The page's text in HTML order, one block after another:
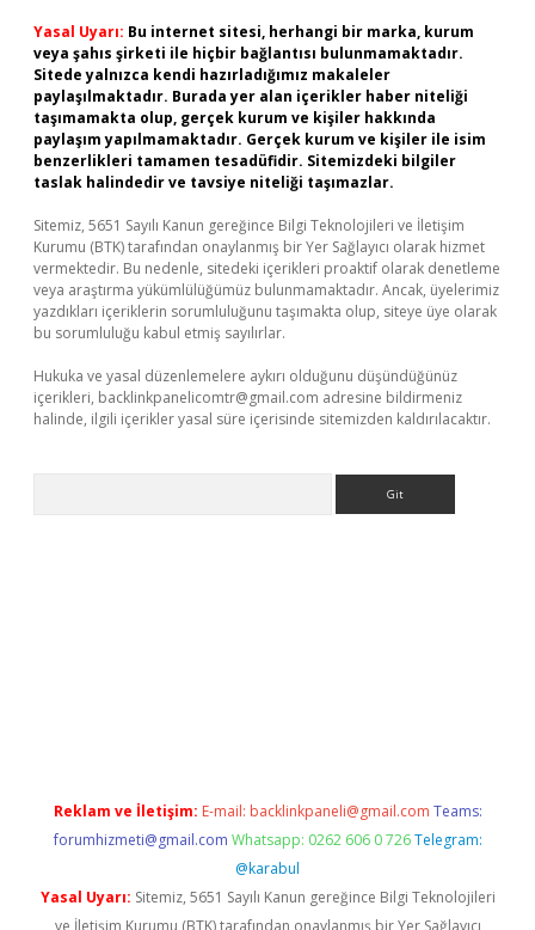
Yasal Uyarı: Bu internet sitesi, herhangi bir marka, kurum
veya şahıs şirketi ile hiçbir bağlantısı bulunmamaktadır.
Sitede yalnızca kendi hazırladığımız makaleler
paylaşılmaktadır. Burada yer alan içerikler haber niteliği
taşımamakta olup, gerçek kurum ve kişiler hakkında
paylaşım yapılmamaktadır. Gerçek kurum ve kişiler ile isim
benzerlikleri tamamen tesadüfidir. Sitemizdeki bilgiler
taslak halindedir ve tavsiye niteliği taşımazlar.
Sitemiz, 5651 Sayılı Kanun gereğince Bilgi Teknolojileri ve İletişim
Kurumu (BTK) tarafından onaylanmış bir Yer Sağlayıcı olarak hizmet
vermektedir. Bu nedenle, sitedeki içerikleri proaktif olarak denetleme
veya araştırma yükümlülüğümüz bulunmamaktadır. Ancak, üyelerimiz
yazdıkları içeriklerin sorumluluğunu taşımakta olup, siteye üye olarak
bu sorumluluğu kabul etmiş sayılırlar.
Hukuka ve yasal düzenlemelere aykırı olduğunu düşündüğünüz
içerikleri, backlinkpanelicomtr@gmail.com adresine bildirmeniz
halinde, ilgili içerikler yasal süre içerisinde sitemizden kaldırılacaktır.
Reklam ve İletişim: E-mail: backlinkpaneli@gmail.com Teams:
forumhizmeti@gmail.com Whatsapp: 0262 606 0 726 Telegram:
@karabul
Yasal Uyarı: Sitemiz, 5651 Sayılı Kanun gereğince Bilgi Teknolojileri
ve İletişim Kurumu (BTK) tarafından onaylanmış bir Yer Sağlayıcı